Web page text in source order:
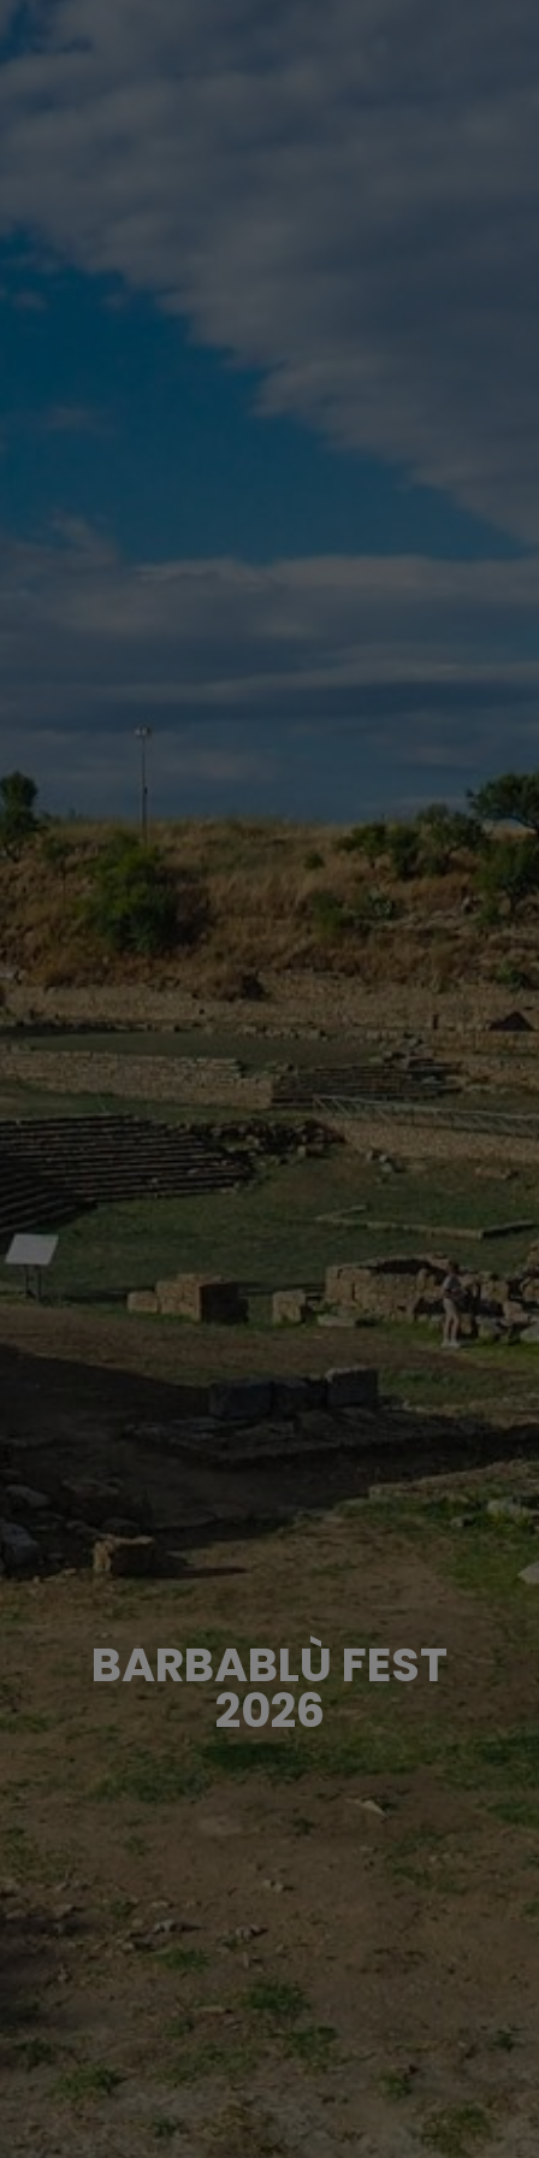
BARBABLÙ FEST
2026